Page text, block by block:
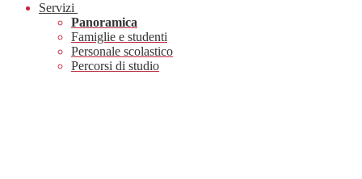
Servizi
Panoramica
Famiglie e studenti
Personale scolastico
Percorsi di studio